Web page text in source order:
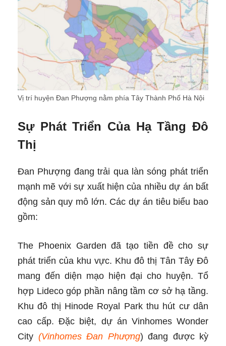
Vị trí huyện Đan Phượng nằm phía Tây Thành Phố Hà Nội
Sự Phát Triển Của Hạ Tầng Đô
Thị
Đan Phượng đang trải qua làn sóng phát triển
mạnh mẽ với sự xuất hiện của nhiều dự án bất
động sản quy mô lớn. Các dự án tiêu biểu bao
gồm:
The Phoenix Garden đã tạo tiền đề cho sự
phát triển của khu vực. Khu đô thị Tân Tây Đô
mang đến diện mạo hiện đại cho huyện. Tổ
hợp Lideco góp phần nâng tầm cơ sở hạ tầng.
Khu đô thị Hinode Royal Park thu hút cư dân
cao cấp. Đặc biệt, dự án Vinhomes Wonder
City (Vinhomes Đan Phượng) đang được kỳ